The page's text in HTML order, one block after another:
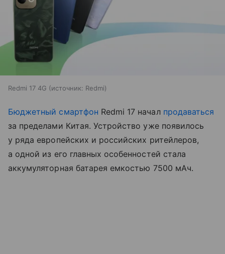
Redmi 17 4G источник: Redmi
Бюджетный смартфон Redmi 17 начал продаваться
за пределами Китая. Устройство уже появилось
у ряда европейских и российских ритейлеров,
а одной из его главных особенностей стала
аккумуляторная батарея емкостью 7500 мАч.